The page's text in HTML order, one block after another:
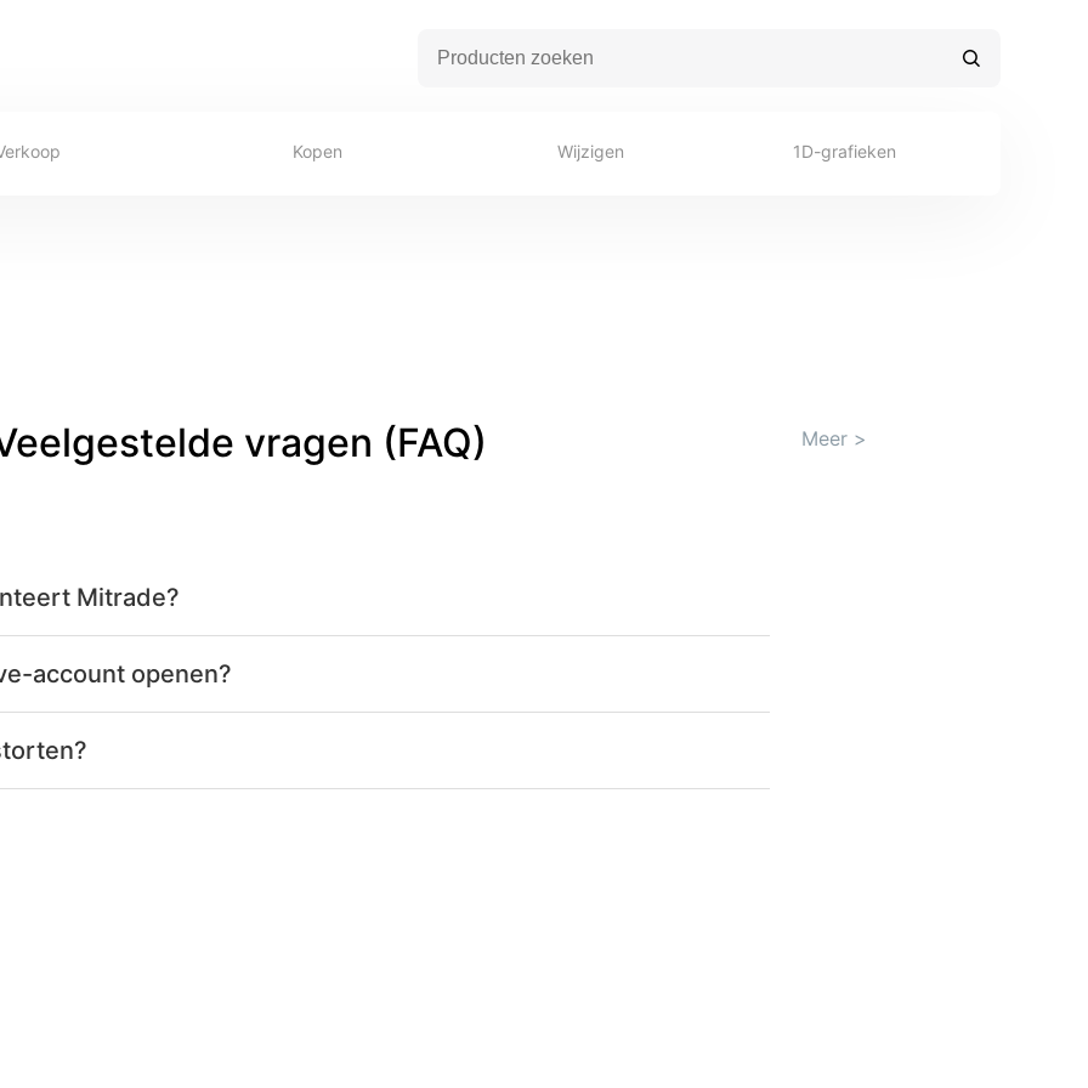
Kopen Wijzigen 1D-grafieken
Meer >
vragen (FAQ)
Mitrade?
account openen?